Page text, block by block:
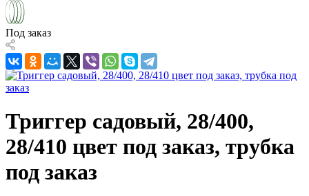
Под заказ
Триггер садовый, 28/400,
28/410 цвет под заказ, трубка
под заказ